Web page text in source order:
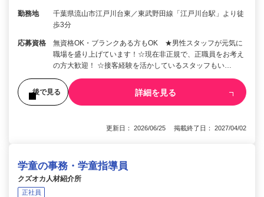
勤務地
千葉県流山市江戸川台東／東武野田線「江戸川台駅」より徒
歩3分
応募資格
無資格OK・ブランクある方もOK ★男性スタッフが元気に
職場を盛り上げています！☆現在非正規で、正職員をお考え
の方大歓迎！ ☆接客経験を活かしているスタッフもい…
後で見る 詳細を見る
更新日： 2026/06/25 掲載終了日： 2027/04/02
学童の事務・学童指導員
クズオカ人材紹介所
正社員